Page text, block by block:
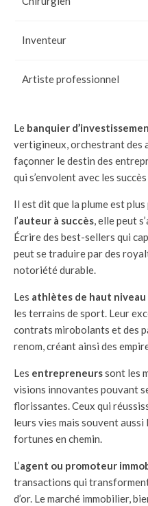
Inventeur
Artiste professionnel
Le banquier
vertigineux, orchestrant des
façonner le destin des
qui s’envolent avec les
Il est dit que la plume est
l’auteur à succès, elle peut
Écrire des best-sellers qui
peut se traduire par des
notoriété durable.
Les athlètes de haut niveau
les terrains de sport. Leur
contrats mirobolants et des
renom, créant ainsi des
Les entrepreneurssont les
visions innovantes pouvant
florissantes. Ceux qui
leurs vies mais souvent aussi
fortunes en chemin.
L’agent ou promoteur
transactions qui
d’or. Le marché immobilier,